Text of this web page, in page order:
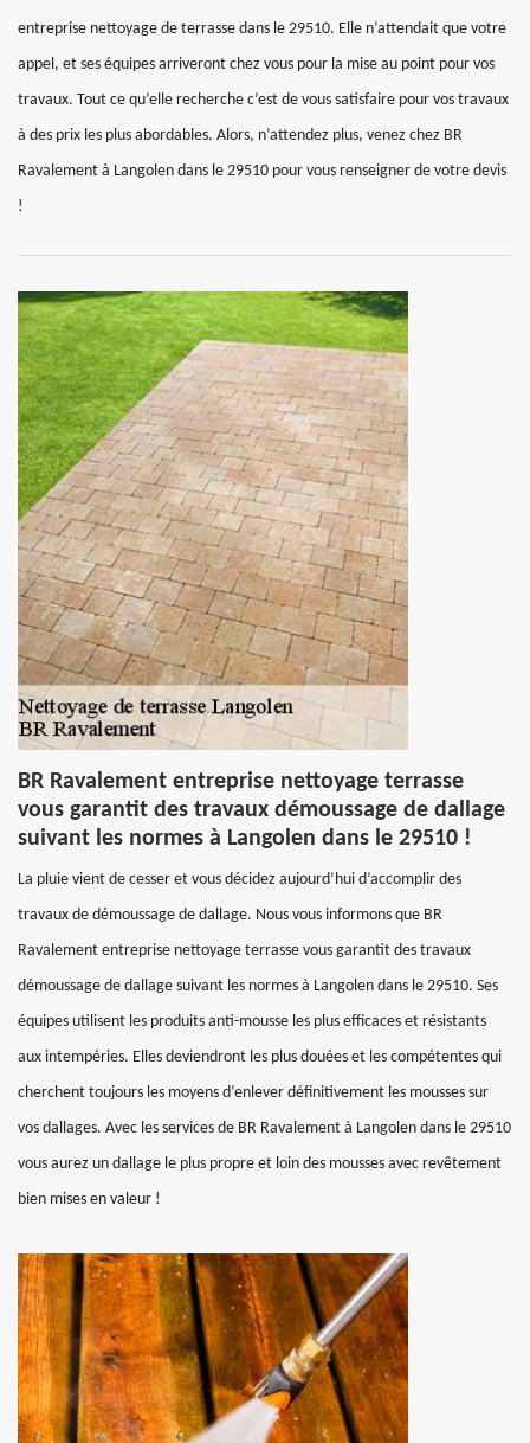
entreprise nettoyage de terrasse dans le 29510. Elle n’attendait que votre
appel, et ses équipes arriveront chez vous pour la mise au point pour vos
travaux. Tout ce qu’elle recherche c’est de vous satisfaire pour vos travaux
à des prix les plus abordables. Alors, n’attendez plus, venez chez BR
Ravalement à Langolen dans le 29510 pour vous renseigner de votre devis
!
BR Ravalement entreprise nettoyage terrasse
vous garantit des travaux démoussage de dallage
suivant les normes à Langolen dans le 29510 !
La pluie vient de cesser et vous décidez aujourd’hui d’accomplir des
travaux de démoussage de dallage. Nous vous informons que BR
Ravalement entreprise nettoyage terrasse vous garantit des travaux
démoussage de dallage suivant les normes à Langolen dans le 29510. Ses
équipes utilisent les produits anti-mousse les plus efficaces et résistants
aux intempéries. Elles deviendront les plus douées et les compétentes qui
cherchent toujours les moyens d’enlever définitivement les mousses sur
vos dallages. Avec les services de BR Ravalement à Langolen dans le 29510
vous aurez un dallage le plus propre et loin des mousses avec revêtement
bien mises en valeur !